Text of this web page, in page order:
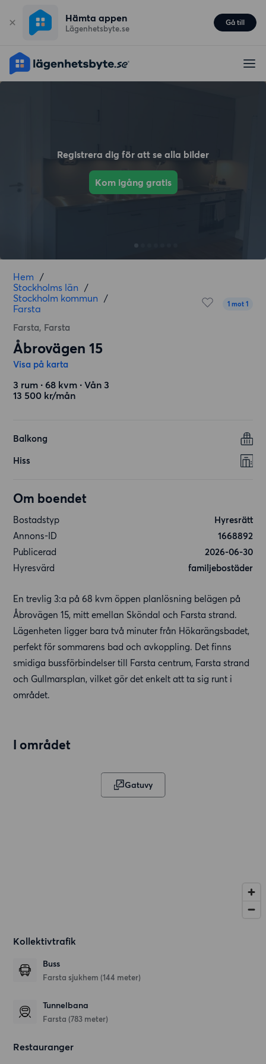
Hämta appen
Lägenhetsbyte.se
Gå till
Registrera dig för att se alla bilder
Kom igång gratis
Hem /
Stockholms län /
Stockholm kommun /
Farsta
Farsta, Farsta
1 mot 1
Åbrovägen 15
Visa på karta
3 rum ∙ 68 kvm ∙ Vån 3
13 500 kr/mån
Balkong
Hiss
Om boendet
Bostadstyp
Hyresrätt
Annons-ID
1668892
Publicerad
2026-06-30
Hyresvärd
familjebostäder
En trevlig 3:a på 68 kvm öppen planlösning belägen på
Åbrovägen 15, mitt emellan Sköndal och Farsta strand.
Lägenheten ligger bara två minuter från Hökarängsbadet,
perfekt för sommarens bad och avkoppling. Det finns
smidiga bussförbindelser till Farsta centrum, Farsta strand
och Gullmarsplan, vilket gör det enkelt att ta sig runt i
området.
I området
Gatuvy
Kollektivtrafik
Buss
Farsta sjukhem (144 meter)
Tunnelbana
Farsta (783 meter)
Restauranger